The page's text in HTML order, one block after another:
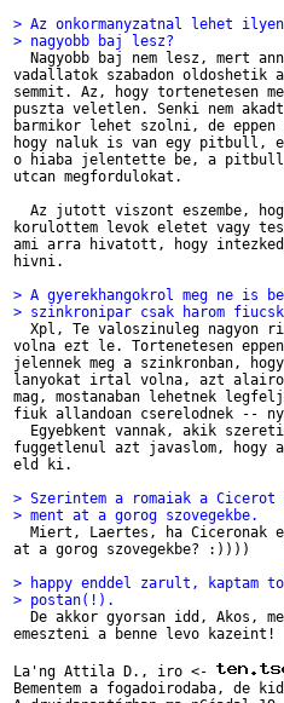
> Az onkormanyzatnal lehet
> nagyobb baj lesz?
Nagyobb baj nem lesz, mert
vadallatok szabadon oldoshetik
semmit. Az, hogy tortenetesen
puszta veletlen. Senki nem
barmikor lehet szolni, de eppen
hogy naluk is van egy pitbull,
o hiaba jelentette be, a pitbull
utcan megfordulokat.
Az jutott viszont eszembe,
korulottem levok eletet vagy
ami arra hivatott, hogy
hivni.
> A gyerekhangokrol meg ne is
> szinkronipar csak harom
Xpl, Te valoszinuleg nagyon
volna ezt le. Tortenetesen
jelennek meg a szinkronban,
lanyokat irtal volna, azt
mag, mostanaban lehetnek
fiuk allandoan cserelodnek --
Egyebkent vannak, akik
fuggetlenul azt javaslom, hogy
eld ki.
> Szerintem a romaiak a
> ment at a gorog szovegekbe.
Miert, Laertes, ha Ciceronak
at a gorog szovegekbe? :))))
> happy enddel zarult, kaptam
> postan(!).
De akkor gyorsan idd, Akos,
emeszteni a benne levo kazeint!
La'ng Attila D., iro <-
Bementem a fogadoirodaba, de